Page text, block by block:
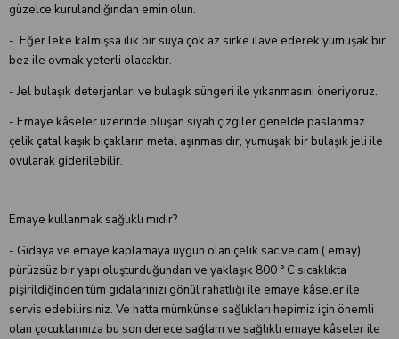
güzelce kurulandığından emin olun.
- Eğer leke kalmışsa ılık bir suya çok az sirke ilave ederek yumuşak bir
bez ile ovmak yeterli olacaktır.
- Jel bulaşık deterjanları ve bulaşık süngeri ile yıkanmasını öneriyoruz.
- Emaye kâseler üzerinde oluşan siyah çizgiler genelde paslanmaz
çelik çatal kaşık bıçakların metal aşınmasıdır, yumuşak bir bulaşık jeli ile
ovularak giderilebilir.
Emaye kullanmak sağlıklı mıdır?
- Gıdaya ve emaye kaplamaya uygun olan çelik sac ve cam ( emay)
pürüzsüz bir yapı oluşturduğundan ve yaklaşık 800 ° C sıcaklıkta
pişirildiğinden tüm gıdalarınızı gönül rahatlığı ile emaye kâseler ile
servis edebilirsiniz. Ve hatta mümkünse sağlıkları hepimiz için önemli
olan çocuklarınıza bu son derece sağlam ve sağlıklı emaye kâseler ile